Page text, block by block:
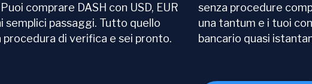
comprare DASH con USD, EUR
passaggi. Tutto quello
di verifica e sei pronto.
senza procedure
una tantum e i tuoi
bancario quasi